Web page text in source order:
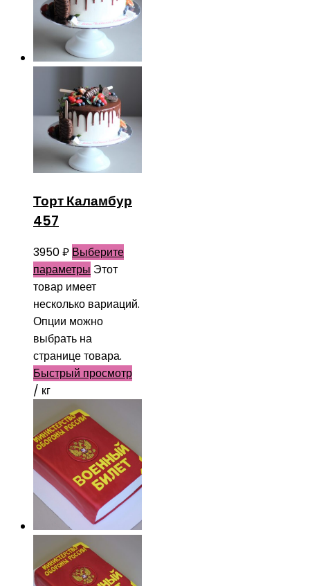
Торт Каламбур
457
3950₽ Выберите
параметры Этот
товар имеет
несколько вариаций.
Опции можно
выбрать на
странице товара.
Быстрый просмотр
/ кг